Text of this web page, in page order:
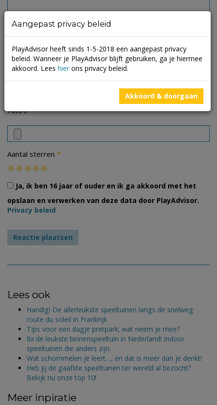
Foto's
Aantal sterren *
Ja, ik ben 16 jaar of ouder en ik ga akkoord met het
opslaan en verwerken van deze data door PlayAdvisor.
Privacy beleid
Lees ook
Handig! De allerleukste speeltuinen langs de snelweg
route du soleil in Frankrijk
Tips voor een dagje pretpark; wat neem je mee?
8x de leukste binnenspeeltuin in Nederland! Indoor
speeltuinen die anders zijn.
Wat schommelen je leert…, en dat is meer dan je denkt!
Heb jij de gaafste speeltuinen ter wereld al bezocht?
Bekijk nu onze top 10!
Meer inpiratie
Aangepast privacy beleid
PlayAdvisor heeft sinds 1-5-2018 een aangepast privacy
beleid. Wanneer je PlayAdvisor blijft gebruiken, ga je hiermee
akkoord. Lees hier ons privacy beleid.
Akkoord & doorgaan